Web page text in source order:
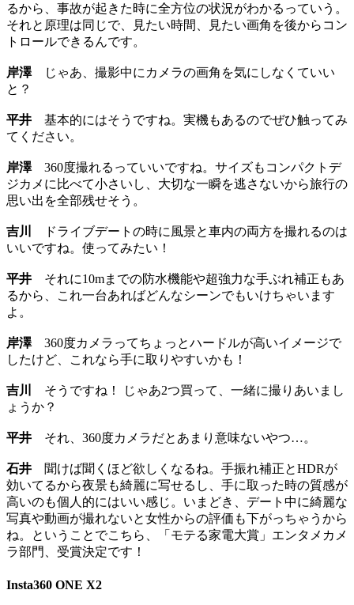
るから、事故が起きた時に全方位の状況がわかるっていう。
それと原理は同じで、見たい時間、見たい画角を後からコン
トロールできるんです。
岸澤じゃあ、撮影中にカメラの画角を気にしなくていい
と？
平井 基本的にはそうですね。実機もあるのでぜひ触ってみ
てください。
岸澤360度撮れるっていいですね。サイズもコンパクトデ
ジカメに比べて小さいし、大切な一瞬を逃さないから旅行の
思い出を全部残せそう。
吉川
ドライブデートの時に風景と車内の両方を撮れるのは
いいですね。使ってみたい！
平井 それに10mまでの防水機能や超強力な手ぶれ補正もあ
るから、これ一台あればどんなシーンでもいけちゃいます
よ。
岸澤360度カメラってちょっとハードルが高いイメージで
したけど、これなら手に取りやすいかも！
吉川
そうですね！ じゃあ2つ買って、一緒に撮りあいまし
ょうか？
平井 それ、360度カメラだとあまり意味ないやつ…。
石井 聞けば聞くほど欲しくなるね。手振れ補正とHDRが
効いてるから夜景も綺麗に写せるし、手に取った時の質感が
高いのも個人的にはいい感じ。いまどき、デート中に綺麗な
写真や動画が撮れないと女性からの評価も下がっちゃうから
ね。ということでこちら、「モテる家電大賞」エンタメカメ
ラ部門、受賞決定です！
Insta360 ONE X2